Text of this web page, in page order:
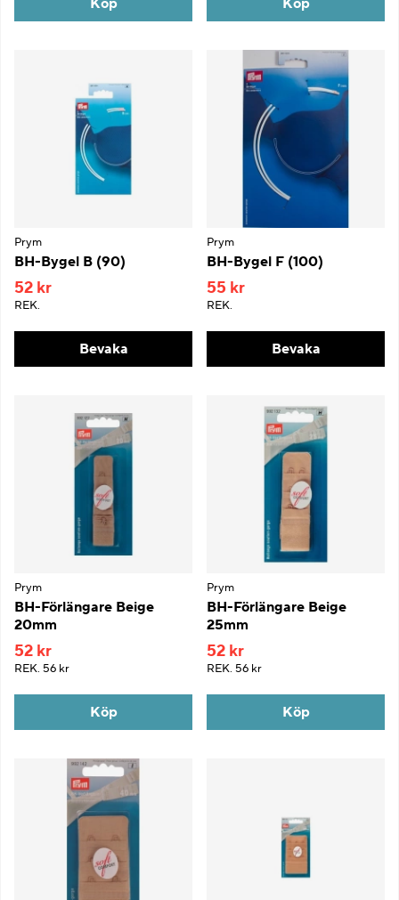
Prym
BH-Bygel B (90)
52 kr
REK.
Bevaka
Prym
BH-Bygel F (100)
55 kr
REK.
Bevaka
Prym
BH-Förlängare Beige
20mm
52 kr
REK. 56 kr
Köp
Prym
BH-Förlängare Beige
25mm
52 kr
REK. 56 kr
Köp